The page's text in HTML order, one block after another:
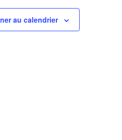
au calendrier